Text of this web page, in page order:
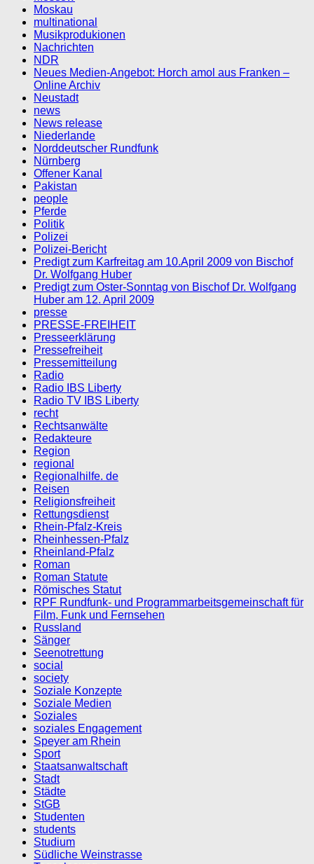
Moskau
multinational
Musikprodukionen
Nachrichten
NDR
Neues Medien-Angebot: Horch amol aus Franken –
Online Archiv
Neustadt
news
News release
Niederlande
Norddeutscher Rundfunk
Nürnberg
Offener Kanal
Pakistan
people
Pferde
Politik
Polizei
Polizei-Bericht
Predigt zum Karfreitag am 10.April 2009 von Bischof
Dr. Wolfgang Huber
Predigt zum Oster-Sonntag von Bischof Dr. Wolfgang
Huber am 12. April 2009
presse
PRESSE-FREIHEIT
Presseerklärung
Pressefreiheit
Pressemitteilung
Radio
Radio IBS Liberty
Radio TV IBS Liberty
recht
Rechtsanwälte
Redakteure
Region
regional
Regionalhilfe. de
Reisen
Religionsfreiheit
Rettungsdienst
Rhein-Pfalz-Kreis
Rheinhessen-Pfalz
Rheinland-Pfalz
Roman
Roman Statute
Römisches Statut
RPF Rundfunk- und Programmarbeitsgemeinschaft für
Film, Funk und Fernsehen
Russland
Sänger
Seenotrettung
social
society
Soziale Konzepte
Soziale Medien
Soziales
soziales Engagement
Speyer am Rhein
Sport
Staatsanwaltschaft
Stadt
Städte
StGB
Studenten
students
Studium
Südliche Weinstrasse